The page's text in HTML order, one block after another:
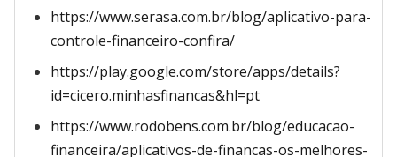
https://www.serasa.com.br/blog/aplicativo-para-
controle-financeiro-confira/
https://play.google.com/store/apps/details?
id=cicero.minhasfinancas&hl=pt
https://www.rodobens.com.br/blog/educacao-
financeira/aplicativos-de-financas-os-melhores-